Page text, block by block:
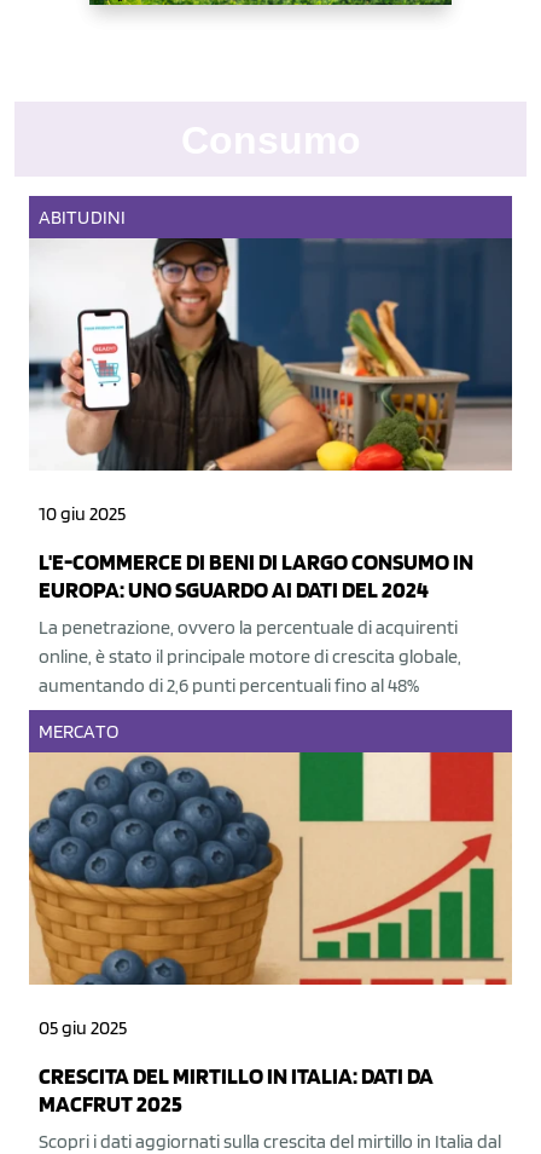
ABITUDINI
10 giu 2025
L'E-COMMERCE DI BENI DI LARGO CONSUMO IN
EUROPA: UNO SGUARDO AI DATI DEL 2024
La penetrazione, ovvero la percentuale di acquirenti
online, è stato il principale motore di crescita globale,
aumentando di 2,6 punti percentuali fino al 48%
MERCATO
05 giu 2025
CRESCITA DEL MIRTILLO IN ITALIA: DATI DA
MACFRUT 2025
Scopri i dati aggiornati sulla crescita del mirtillo in Italia dal